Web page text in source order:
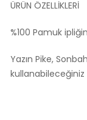
ÜRÜN ÖZELLİKLERİ
%100 Pamuk
Yazın Pike,
kullanabileceğiniz